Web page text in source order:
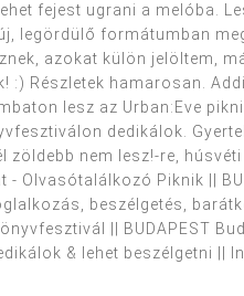
fejest ugrani a melóba.
legördülő formátumban
azokat külön jelöltem,
:) Részletek hamarosan.
lesz az Urban:Eve
dedikálok.
zöldebb nem lesz!-re,
- Olvasótalálkozó Piknik ||
beszélgetés,
|| BUDAPEST
& lehet beszélgetni ||